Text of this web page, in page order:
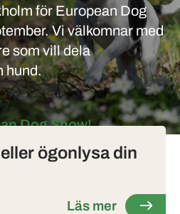
för European Dog
Vi välkomnar med
som vill dela
hund.
Dog Show!
ögonlysa din
Läs mer